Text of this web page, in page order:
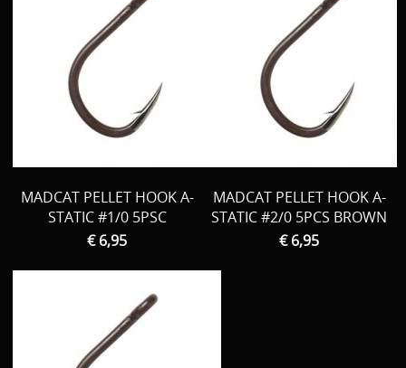
MADCAT PELLET HOOK A-
STATIC #1/0 5PSC
€ 6,95
MADCAT PELLET HOOK A-
STATIC #2/0 5PCS BROWN
€ 6,95